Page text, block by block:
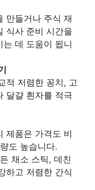
만들거나 주식 재
식사 준비 시간을
데 도움이 됩니
적 저렴한 꽁치, 고
달걀 흰자를 적극
제품은 가격도 비
도 높습니다.
채소 스틱, 데친
하고 저렴한 간식